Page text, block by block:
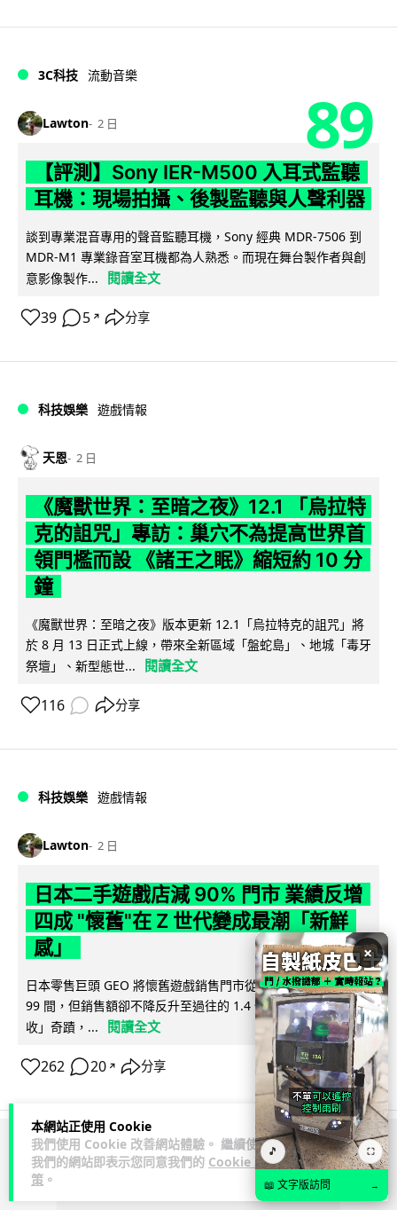
本網站正使用 Cookie
我們使用 Cookie 改善網站體驗。 繼續使用
我們的網站即表示您同意我們的 Cookie 政
策 。
3C科技 流動音樂
Lawton 2 日 89
【評測】Sony IER-M500 入耳式監聽
耳機：現場拍攝、後製監聽與人聲利器
談到專業混音專用的聲音監聽耳機，Sony 經典 MDR-7506 到
MDR-M1 專業錄音室耳機都為人熟悉。而現在舞台製作者與創
意影像製作...
閱讀全文
39 5 ↗ 分享
科技娛樂 遊戲情報
天恩 2 日
《魔獸世界：至暗之夜》12.1 「烏拉特
克的詛咒」專訪：巢穴不為提高世界首
領門檻而設 《諸王之眠》縮短約 10 分
鐘
《魔獸世界：至暗之夜》版本更新 12.1「烏拉特克的詛咒」將
於 8 月 13 日正式上線，帶來全新區域「盤蛇島」、地城「毒牙
祭壇」、新型態世...
閱讀全文
116 分享
科技娛樂 遊戲情報
Lawton 2 日
日本二手遊戲店減 90% 門市 業績反增
四成 "懷舊"在 Z 世代變成最潮「新鮮
感」
日本零售巨頭 GEO 將懷舊遊戲銷售門市從 1,000 間大幅減至
99 間，但銷售額卻不降反升至過往的 1.4 倍。做到「減店增
收」奇蹟，...
閱讀全文
262 20 ↗ 分享
ADVERTISEMENT
×
🎵 ⛶
📖 文字版訪問 →